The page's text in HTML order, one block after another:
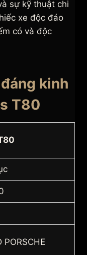
sự kỹ thuật chi
xe độc đáo
có và độc
kinh
T80
PORSCHE